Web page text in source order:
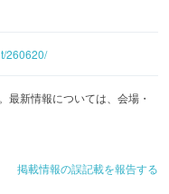
260620/
最新情報については、会場・
掲載情報の誤記載を報告する